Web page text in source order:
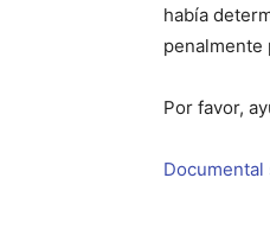
había
penalmente
Por favor,